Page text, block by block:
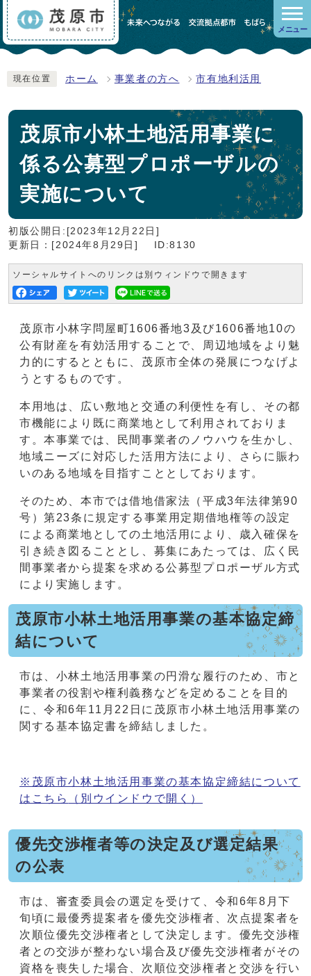
メニュー
現在位置 ホーム 事業者の方へ 市有地利活用
茂原市小林土地活用事業に
係る公募型プロポーザルの
実施について
初版公開日:[2023年12月22日]
更新日：[2024年8月29日]
ID:8130
ソーシャルサイトへのリンクは別ウィンドウで開きます
茂原市小林字問屋町1606番地3及び1606番地10の
公有財産を有効活用することで、周辺地域をより魅
力的にするとともに、茂原市全体の発展につなげよ
うとするものです。
本用地は、広い敷地と交通の利便性を有し、その都
市機能により既に商業地として利用されておりま
す。本事業では、民間事業者のノウハウを生かし、
地域ニーズに対応した活用方法により、さらに賑わ
いのある地域を目指すこととしております。
そのため、本市では借地借家法（平成3年法律第90
号）第23条に規定する事業用定期借地権等の設定
による商業地としての土地活用により、歳入確保を
引き続き図ることとし、募集にあたっては、広く民
間事業者から提案を求める公募型プロポーザル方式
により実施します。
茂原市小林土地活用事業の基本協定締
結について
市は、小林土地活用事業の円滑な履行のため、市と
事業者の役割や権利義務などを定めることを目的
に、令和6年11月22日に茂原市小林土地活用事業の
関する基本協定書を締結しました。
※茂原市小林土地活用事業の基本協定締結について
はこちら
（別ウインドウで開く）
優先交渉権者等の決定及び選定結果
の公表
市は、審査委員会の選定を受けて、令和6年8月下
旬頃に最優秀提案者を優先交渉権者、次点提案者を
次順位優先交渉権者として決定します。優先交渉権
者との交渉が整わない場合及び優先交渉権者がその
資格を喪失した場合、次順位交渉権者と交渉を行い